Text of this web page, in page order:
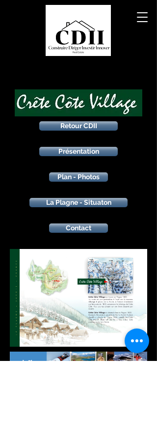
Retour CDII
Présentation
Plan - Photos
La Plagne - Situaton
Contact